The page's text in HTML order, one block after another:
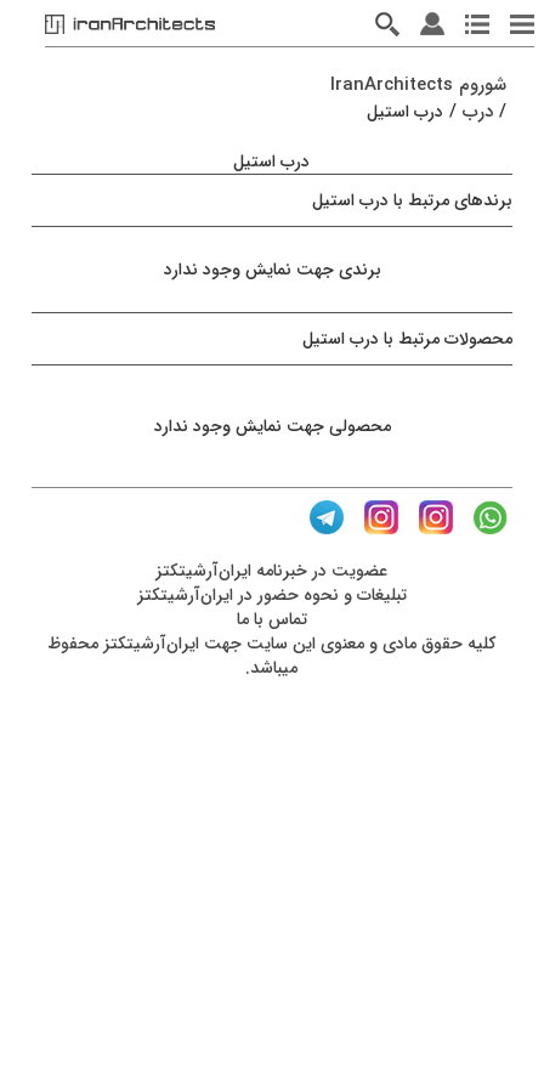
شوروم IranArchitects
/ درب/ درب استیل
درب استیل
برندهای مرتبط با درب استیل
برندی جهت نمایش وجود ندارد
محصولات مرتبط با درب استیل
محصولی جهت نمایش وجود ندارد
عضويت در خبرنامه ایران‌آرشیتکتز
تبلیغات و نحوه حضور در ایران‌آرشیتکتز
تماس با ما
کليه حقوق مادی و معنوی اين سايت جهت ایران‌آرشیتکتز محفوظ
ميباشد.